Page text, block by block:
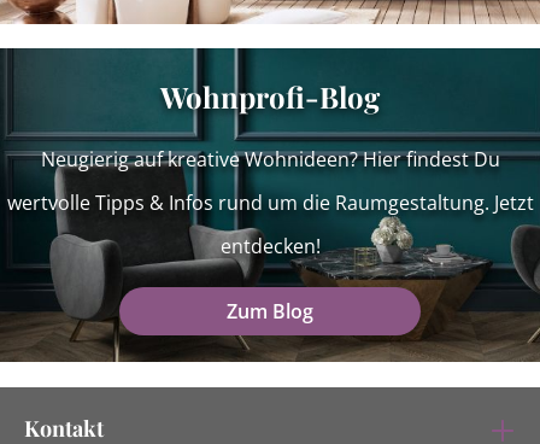
Wohnprofi-Blog
Neugierig auf kreative Wohnideen? Hier findest Du
wertvolle Tipps & Infos rund um die Raumgestaltung. Jetzt
entdecken!
Zum Blog
Kontakt